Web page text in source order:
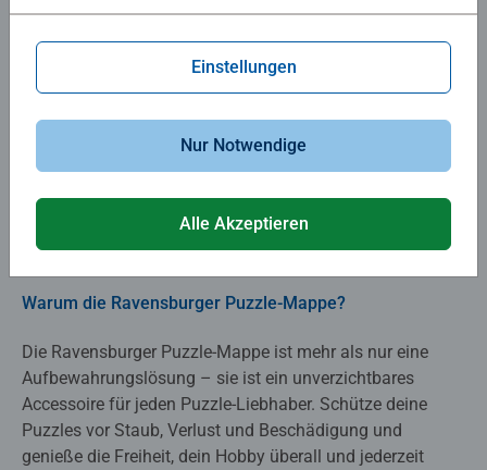
Schritt 1: Sortieren
die Oberfläche aus. Nutze die verschiedenen Sortierboxen,
sortieren.
Warum die Ravensburger Puzzle-Mappe?
Die Ravensburger Puzzle-Mappe ist mehr als nur eine
Aufbewahrungslösung – sie ist ein unverzichtbares
Accessoire für jeden Puzzle-Liebhaber. Schütze deine
Puzzles vor Staub, Verlust und Beschädigung und
genieße die Freiheit, dein Hobby überall und jederzeit
Einstellungen
Nur Notwendige
Alle Akzeptieren